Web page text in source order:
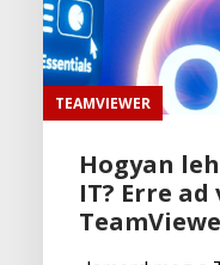
TEAMVIEWER
Hogyan
IT? Erre